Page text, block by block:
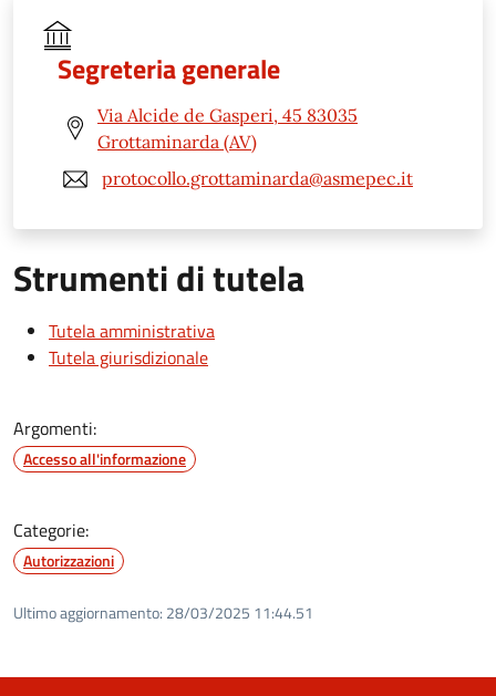
Segreteria generale
Via Alcide de Gasperi, 45 83035
Grottaminarda (AV)
protocollo.grottaminarda@asmepec.it
Strumenti di tutela
Tutela amministrativa
Tutela giurisdizionale
Argomenti:
Accesso all'informazione
Categorie:
Autorizzazioni
Ultimo aggiornamento: 28/03/2025 11:44.51